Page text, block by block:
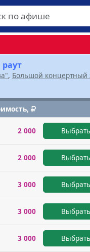
, Большой концертный
2 000
2 000
3 000
3 000
3 000